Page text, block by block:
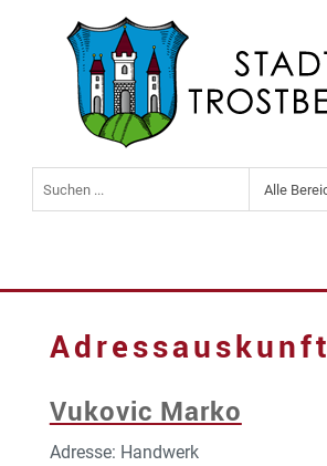
Adressauskunft
Vukovic Marko
Adresse: Handwerk